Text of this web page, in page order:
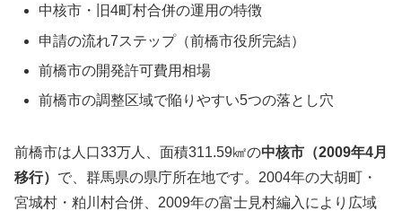
中核市・旧4町村合併の運用の特徴
申請の流れ7ステップ（前橋市役所完結）
前橋市の開発許可費用相場
前橋市の調整区域で陥りやすい5つの落とし穴
前橋市は人口33万人、面積311.59㎢の中核市（2009年4月
移行） で、群馬県の県庁所在地です。2004年の大胡町・
宮城村・粕川村合併、2009年の富士見村編入により広域